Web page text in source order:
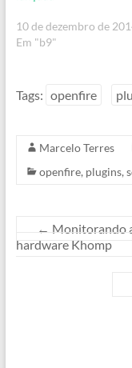
10 de dezembro de
Em "b9"
Tags: openfire
Marcelo Terres
openfire, plugins,
← Monitorando
hardware Khomp